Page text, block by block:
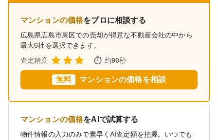
マンションの価格をプロに相談する
広島県広島市東区での売却が得意な不動産会社の中から
最大6社を選択できます。
査定精度
約90秒
無料 マンションの価格を相談
マンションの価格をAIで試算する
物件情報の入力のみで素早くAI査定額を把握。いつでも